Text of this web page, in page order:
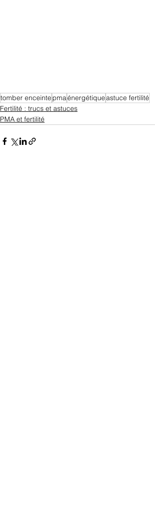
tomber enceinte pmaénergétiqueastuce fertilité
Fertilité : trucs et astuces
PMA et fertilité